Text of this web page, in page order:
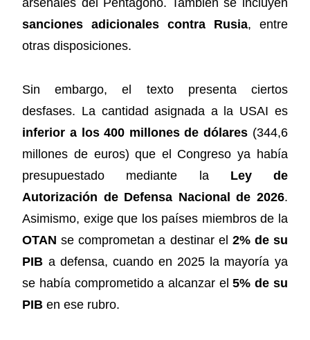
arsenales del Pentágono. También se incluyen
sanciones adicionales contra Rusia, entre
otras disposiciones.
Sin embargo, el texto presenta ciertos
desfases. La cantidad asignada a la USAI es
inferior a los 400 millones de dólares(344,6
millones de euros) que el Congreso ya había
presupuestado mediante la Ley de
Autorización de Defensa Nacional de 2026.
Asimismo, exige que los países miembros de la
OTAN se comprometan a destinar el 2% de su
PIB a defensa, cuando en 2025 la mayoría ya
se había comprometido a alcanzar el5% de su
PIB en ese rubro.